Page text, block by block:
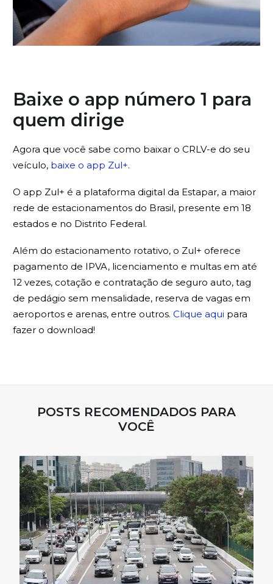
Baixe o app número 1 para
quem dirige
Agora que você sabe como baixar o CRLV-e do seu
veículo, baixe o app Zul+.
O app Zul+ é a plataforma digital da Estapar, a maior
rede de estacionamentos do Brasil, presente em 18
estados e no Distrito Federal.
Além do estacionamento rotativo, o Zul+ oferece
pagamento de IPVA, licenciamento e multas em até
12 vezes, cotação e contratação de seguro auto, tag
de pedágio sem mensalidade, reserva de vagas em
aeroportos e arenas, entre outros. Clique aqui para
fazer o download!
POSTS RECOMENDADOS PARA
VOCÊ